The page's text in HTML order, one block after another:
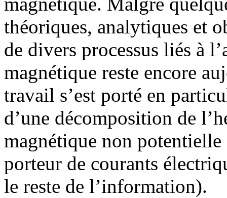
théoriques, analytiques et
de divers processus liés à
magnétique reste encore
travail s’est porté en
d’une décomposition de
magnétique non
porteur de courants
le reste de l’information).